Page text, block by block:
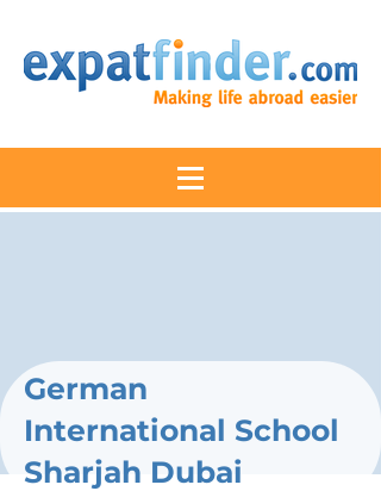
German
International School
Sharjah Dubai